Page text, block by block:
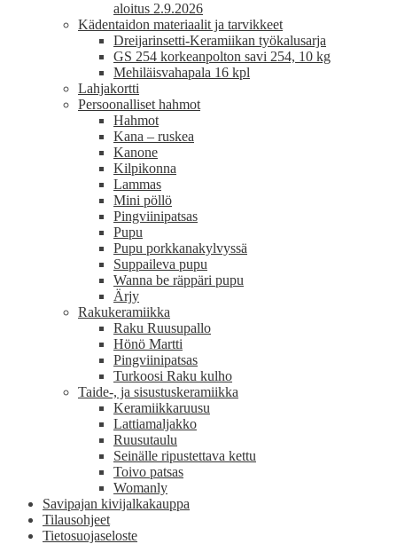
aloitus 2.9.2026
Kädentaidon materiaalit ja tarvikkeet
Dreijarinsetti-Keramiikan työkalusarja
GS 254 korkeanpolton savi 254, 10 kg
Mehiläisvahapala 16 kpl
Lahjakortti
Persoonalliset hahmot
Hahmot
Kana – ruskea
Kanone
Kilpikonna
Lammas
Mini pöllö
Pingviinipatsas
Pupu
Pupu porkkanakylvyssä
Suppaileva pupu
Wanna be räppäri pupu
Ärjy
Rakukeramiikka
Raku Ruusupallo
Hönö Martti
Pingviinipatsas
Turkoosi Raku kulho
Taide-, ja sisustuskeramiikka
Keramiikkaruusu
Lattiamaljakko
Ruusutaulu
Seinälle ripustettava kettu
Toivo patsas
Womanly
Savipajan kivijalkakauppa
Tilausohjeet
Tietosuojaseloste